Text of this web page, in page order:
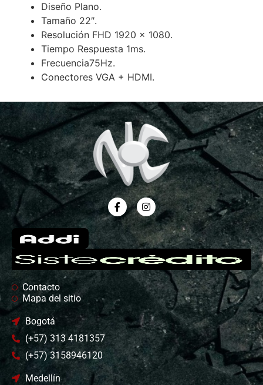
Diseño Plano.
Tamaño 22″.
Resolución FHD 1920 x 1080.
Tiempo Respuesta 1ms.
Frecuencia75Hz.
Conectores VGA + HDMI.
Contacto
Mapa del sitio
Bogotá
(+57) 313 4181357
(+57) 3158946120
Medellín